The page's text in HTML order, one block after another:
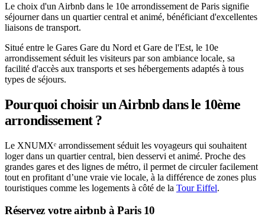
Le choix d'un Airbnb dans le 10e arrondissement de Paris signifie
séjourner dans un quartier central et animé, bénéficiant d'excellentes
liaisons de transport.
Situé entre le Gares Gare du Nord et Gare de l'Est, le 10e
arrondissement séduit les visiteurs par son ambiance locale, sa
facilité d'accès aux transports et ses hébergements adaptés à tous
types de séjours.
Pourquoi choisir un Airbnb dans le 10ème
arrondissement ?
Le XNUMXᵉ arrondissement séduit les voyageurs qui souhaitent
loger dans un quartier central, bien desservi et animé. Proche des
grandes gares et des lignes de métro, il permet de circuler facilement
tout en profitant d’une vraie vie locale, à la différence de zones plus
touristiques comme les logements à côté de la Tour Eiffel.
Réservez votre airbnb à Paris 10